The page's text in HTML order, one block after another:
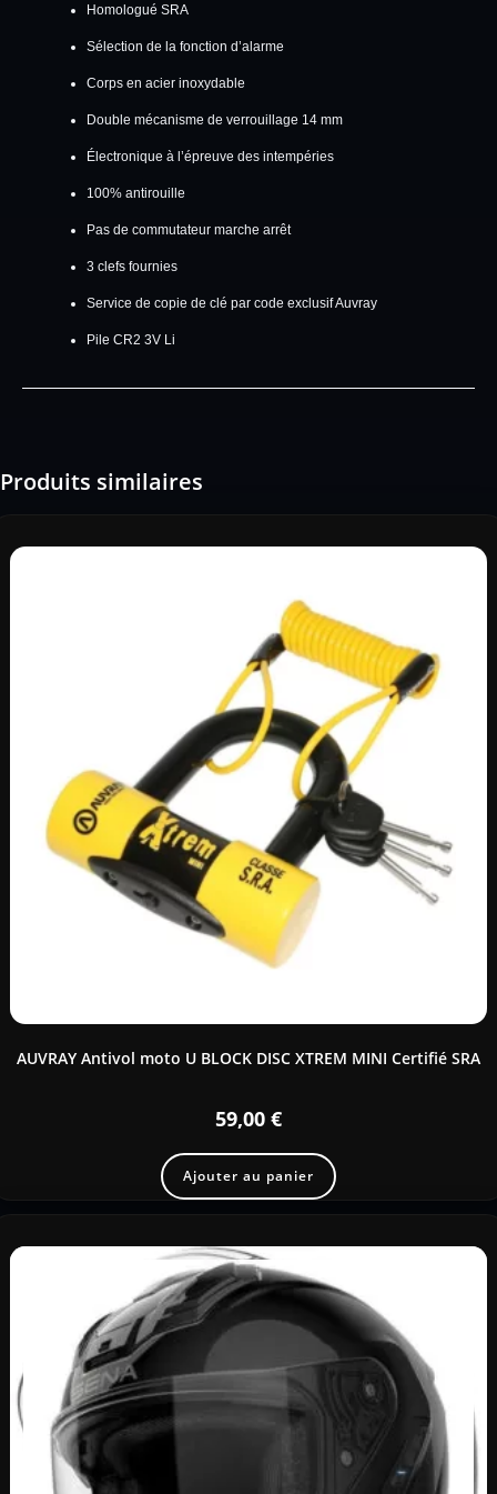
Homologué SRA
Sélection de la fonction d’alarme
Corps en acier inoxydable
Double mécanisme de verrouillage 14 mm
Électronique à l’épreuve des intempéries
100% antirouille
Pas de commutateur marche arrêt
3 clefs fournies
Service de copie de clé par code exclusif Auvray
Pile CR2 3V Li
Produits similaires
AUVRAY Antivol moto U BLOCK DISC XTREM MINI Certifié SRA
59,00 €
Ajouter au panier